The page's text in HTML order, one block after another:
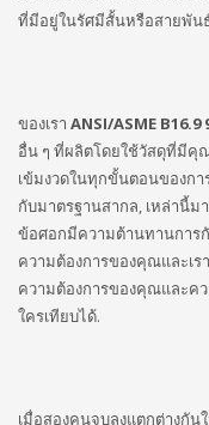
ที่มีอยู่ในรัศมีสั้นหรือสายพัน
ของเรา ANSI/ASME B16.9
อื่น ๆ ที่ผลิตโดยใช้วัสดุที่มีคุ
เข้มงวดในทุกขั้นตอนของก
กับมาตรฐานสากล, เหล่านี้มา
ข้อศอกมีความต้านทานการ
ความต้องการของคุณและเ
ความต้องการของคุณและค
ใครเทียบได้.
เมื่อสองคนจบลงแตกต่างกัน